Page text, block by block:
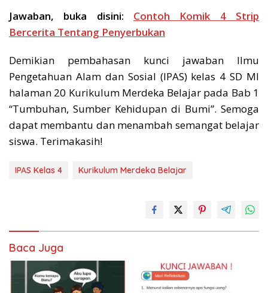
Jawaban, buka disini: Contoh Komik 4 Strip
Bercerita Tentang Penyerbukan
Demikian pembahasan kunci jawaban Ilmu
Pengetahuan Alam dan Sosial (IPAS) kelas 4 SD MI
halaman 20 Kurikulum Merdeka Belajar pada Bab 1
“Tumbuhan, Sumber Kehidupan di Bumi”. Semoga
dapat membantu dan menambah semangat belajar
siswa. Terimakasih!
IPAS Kelas 4 Kurikulum Merdeka Belajar
Baca Juga